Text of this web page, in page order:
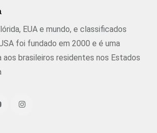
EUA e mundo, e classificados
foi fundado em 2000 e é uma
aos brasileiros residentes nos Estados